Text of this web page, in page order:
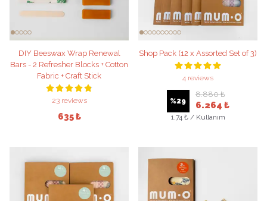
DIY Beeswax Wrap Renewal
Bars - 2 Refresher Blocks + Cotton
Fabric + Craft Stick
23 reviews
635 ₺
Shop Pack (12 x Assorted Set of 3)
4 reviews
%29
8.880 ₺
6.264 ₺
1,74 ₺ / Kullanım